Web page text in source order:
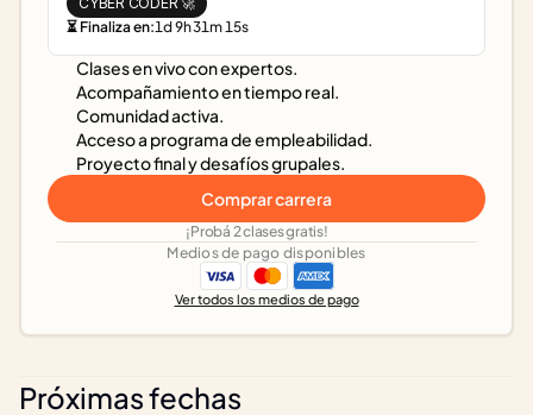
Clases en vivo con expertos.
Acompañamiento en tiempo real.
Comunidad activa.
Acceso a programa de empleabilidad.
Proyecto final y desafíos grupales.
Comprar carrera
⏳ Finaliza en:1d9h31m15s
¡Probá 2 clases gratis!
Medios de pago disponibles
Ver todos los medios de pago
Próximas fechas